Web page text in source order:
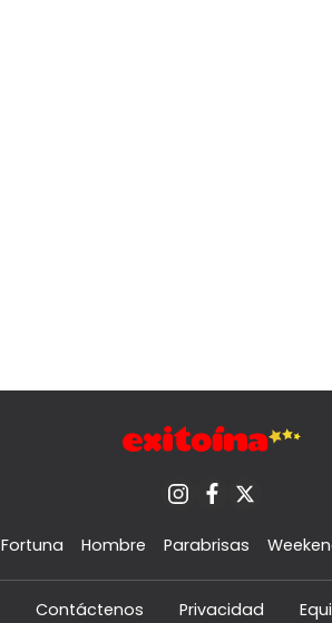
Fortuna Hombre Parabrisas
Contáctenos Privacidad